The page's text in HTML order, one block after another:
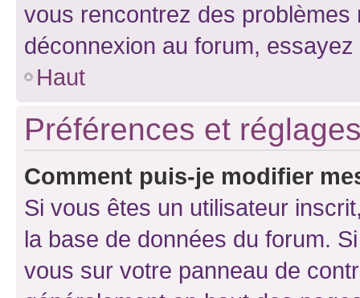
vous rencontrez des
déconnexion au forum,
Haut
Préférences et
Comment puis-je modifier
Si vous êtes un utilisateur
la base de données du forum.
vous sur votre panneau de